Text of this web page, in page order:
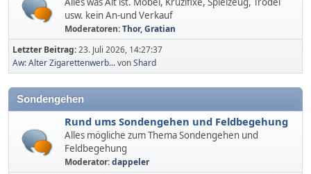
usw. kein An-und Verkauf
Moderatoren:Thor,Gratian
Letzter Beitrag:23. Juli 2026, 14:27:37
Aw: Alter Zigarettenwerb...vonShard
Sondengehen
Rund ums Sondengehen und Feldbegehung
Alles mögliche zum Thema Sondengehen und
Feldbegehung
Moderator:dappeler